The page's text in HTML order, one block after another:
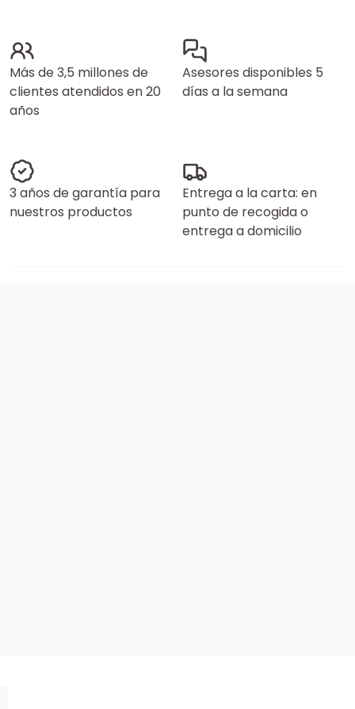
Más de 3,5 millones de
clientes atendidos en 20
años
Asesores disponibles 5
días a la semana
3 años de garantía para
nuestros productos
Entrega a la carta: en
punto de recogida o
entrega a domicilio